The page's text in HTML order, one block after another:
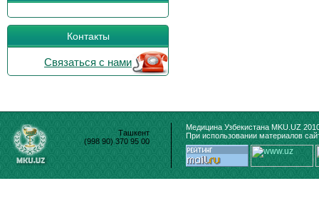
Контакты
Связаться с нами
Ташкент
(998 90) 370 95 00
Медицина Узбекистана MKU.UZ
При использовании материалов